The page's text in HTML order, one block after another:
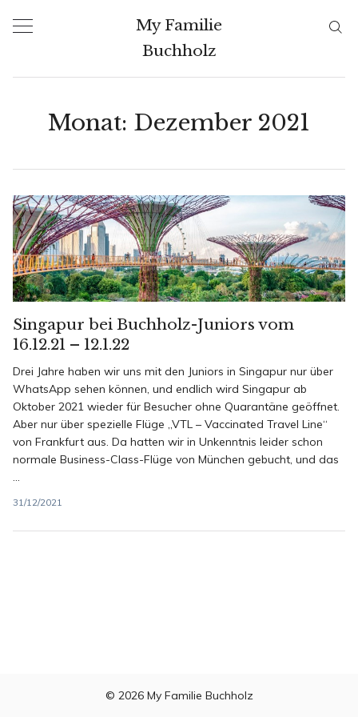
My Familie
Buchholz
Monat: Dezember 2021
Singapur bei Buchholz-Juniors vom
16.12.21 – 12.1.22
Drei Jahre haben wir uns mit den Juniors in Singapur nur über
WhatsApp sehen können, und endlich wird Singapur ab
Oktober 2021 wieder für Besucher ohne Quarantäne geöffnet.
Aber nur über spezielle Flüge „VTL – Vaccinated Travel Line“
von Frankfurt aus. Da hatten wir in Unkenntnis leider schon
normale Business-Class-Flüge von München gebucht, und das
...
31/12/2021
© 2026 My Familie Buchholz